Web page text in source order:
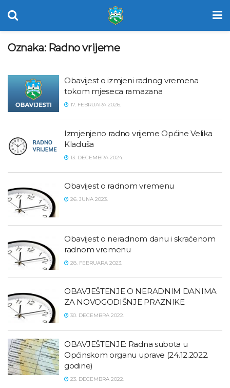
Oznaka: Radno vrijeme
Obavijest o izmjeni radnog vremena
tokom mjeseca ramazana
17. FEBRUARA 2026.
Izmjenjeno radno vrijeme Općine Velika
Kladuša
13. DECEMBRA 2024.
Obavijest o radnom vremenu
26. JUNA 2023.
Obavijest o neradnom danu i skraćenom
radnom vremenu
28. FEBRUARA 2023.
OBAVJEŠTENJE O NERADNIM DANIMA
ZA NOVOGODIŠNJE PRAZNIKE
30. DECEMBRA 2022.
OBAVJEŠTENJE: Radna subota u
Općinskom organu uprave (24.12.2022.
godine)
23. DECEMBRA 2022.